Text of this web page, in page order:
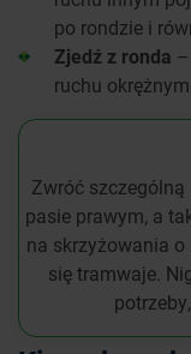
po rondzie i
Zjedź z ronda
ruchu
Zwróć
pasie prawym, a
na skrzyżowania
się tramwaje.